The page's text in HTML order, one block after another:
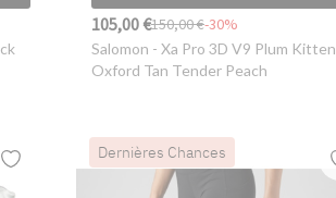
105,00 €150,00 €-30%
Salomon - Xa Pro 3D V9 Plum Kitten
Oxford Tan Tender Peach
Dernières Chances